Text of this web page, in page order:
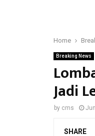
Home
Breaking News
Jadi
by cms
SHARE